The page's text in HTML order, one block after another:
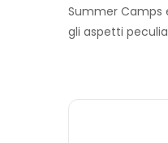
Summer
gli aspetti